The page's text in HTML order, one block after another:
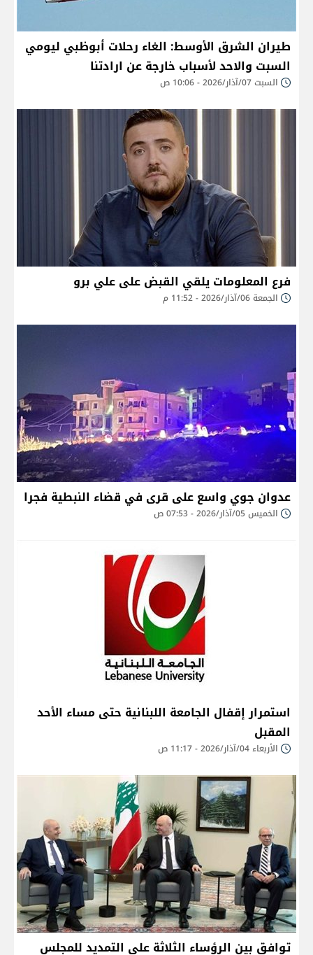
طيران الشرق الأوسط: الغاء رحلات أبوظبي ليومي
السبت والاحد لأسباب خارجة عن ارادتنا
السبت 07/آذار/2026 - 10:06 ص
فرع المعلومات يلقي القبض على علي برو
الجمعة 06/آذار/2026 - 11:52 م
عدوان جوي واسع على قرى في قضاء النبطية فجرا
الخميس 05/آذار/2026 - 07:53 ص
استمرار إقفال الجامعة اللبنانية حتى مساء الأحد
المقبل
الأربعاء 04/آذار/2026 - 11:17 ص
توافق بين الرؤساء الثلاثة على التمديد للمجلس